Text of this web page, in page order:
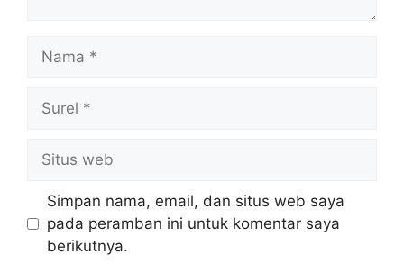
web
Simpan nama, email, dan situs web saya
pada peramban ini untuk komentar saya
berikutnya.